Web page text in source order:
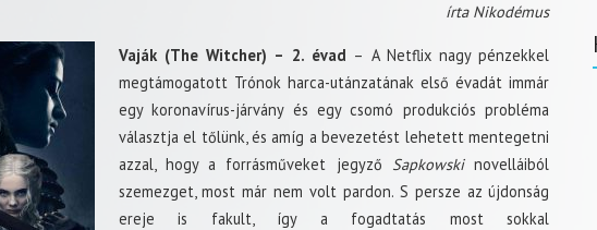
írta Nikodémus
Vaják (The Witcher) – 2. évad – A Netflix nagy pénzekkel
megtámogatott Trónok harca-utánzatának első évadát immár
egy koronavírus-járvány és egy csomó produkciós probléma
választja el tőlünk, és amíg a bevezetést lehetett mentegetni
azzal, hogy a forrásműveket jegyző Sapkowskinovelláiból
szemezget, most már nem volt pardon. S persze az újdonság
ereje is fakult, így a fogadtatás most sokkal